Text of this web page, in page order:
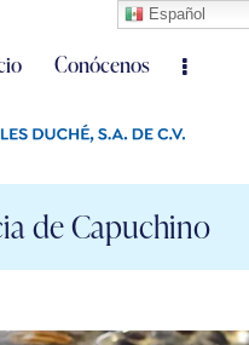
Conócenos
de Capuchino
Español